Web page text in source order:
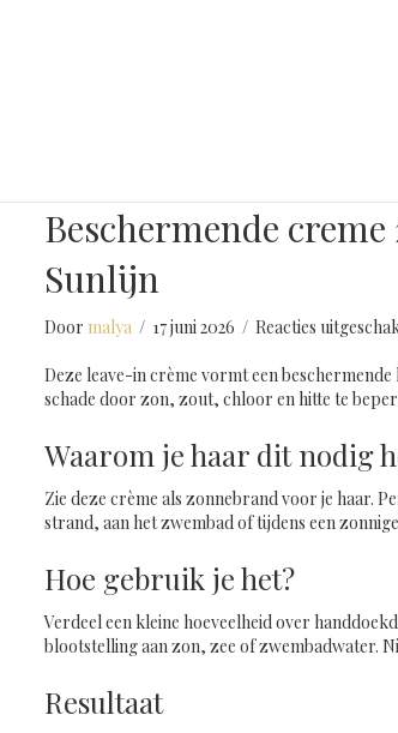
Beschermende
Sunlijn
Doormalya / 17 juni 2026 / Reacties
Deze leave-in crème vormt een
schade door zon, zout, chloor en hitte te
Waarom je haar dit nodig
Zie deze crème als zonnebrand voor je haar.
strand, aan het zwembad of tijdens een
Hoe gebruik je het?
Verdeel een kleine hoeveelheid over
blootstelling aan zon, zee of zwembadwater.
Resultaat